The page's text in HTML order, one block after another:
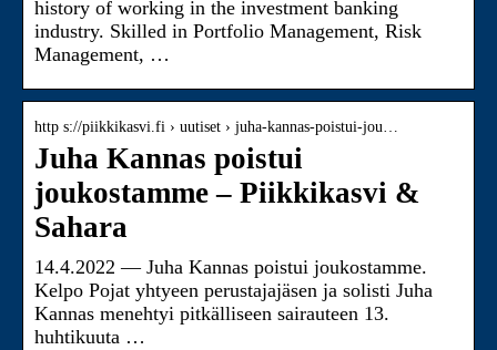
history of working in the investment banking
industry. Skilled in Portfolio Management, Risk
Management, …
http s://piikkikasvi.fi › uutiset › juha-kannas-poistui-jou…
Juha Kannas poistui
joukostamme – Piikkikasvi &
Sahara
14.4.2022 — Juha Kannas poistui joukostamme.
Kelpo Pojat yhtyeen perustajajäsen ja solisti Juha
Kannas menehtyi pitkälliseen sairauteen 13.
huhtikuuta …